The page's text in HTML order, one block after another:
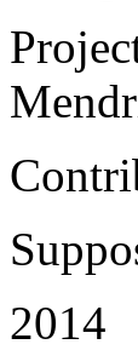
2014